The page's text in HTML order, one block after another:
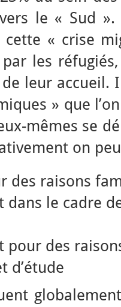
le « Sud
cette « crise
les
leur accueil.
» que
mêmes se
on
des raisons
dans le cadre
pour des
d’étude